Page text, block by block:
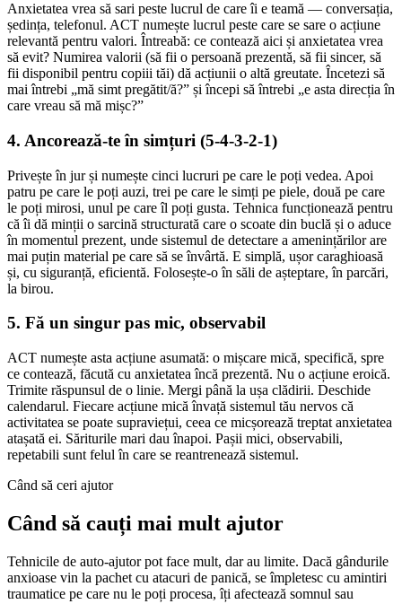
Anxietatea vrea să sari peste lucrul de care îi e teamă — conversația,
ședința, telefonul. ACT numește lucrul peste care se sare o acțiune
relevantă pentru valori. Întreabă: ce contează aici și anxietatea vrea
să evit? Numirea valorii (să fii o persoană prezentă, să fii sincer, să
fii disponibil pentru copiii tăi) dă acțiunii o altă greutate. Încetezi să
mai întrebi „mă simt pregătit/ă?” și începi să întrebi „e asta direcția în
care vreau să mă mișc?”
4. Ancorează-te în simțuri (5-4-3-2-1)
Privește în jur și numește cinci lucruri pe care le poți vedea. Apoi
patru pe care le poți auzi, trei pe care le simți pe piele, două pe care
le poți mirosi, unul pe care îl poți gusta. Tehnica funcționează pentru
că îi dă minții o sarcină structurată care o scoate din buclă și o aduce
în momentul prezent, unde sistemul de detectare a amenințărilor are
mai puțin material pe care să se învârtă. E simplă, ușor caraghioasă
și, cu siguranță, eficientă. Folosește-o în săli de așteptare, în parcări,
la birou.
5. Fă un singur pas mic, observabil
ACT numește asta acțiune asumată: o mișcare mică, specifică, spre
ce contează, făcută cu anxietatea încă prezentă. Nu o acțiune eroică.
Trimite răspunsul de o linie. Mergi până la ușa clădirii. Deschide
calendarul. Fiecare acțiune mică învață sistemul tău nervos că
activitatea se poate supraviețui, ceea ce micșorează treptat anxietatea
atașată ei. Săriturile mari dau înapoi. Pașii mici, observabili,
repetabili sunt felul în care se reantrenează sistemul.
Când să ceri ajutor
Când să cauți mai mult ajutor
Tehnicile de auto-ajutor pot face mult, dar au limite. Dacă gândurile
anxioase vin la pachet cu atacuri de panică, se împletesc cu amintiri
traumatice pe care nu le poți procesa, îți afectează somnul sau